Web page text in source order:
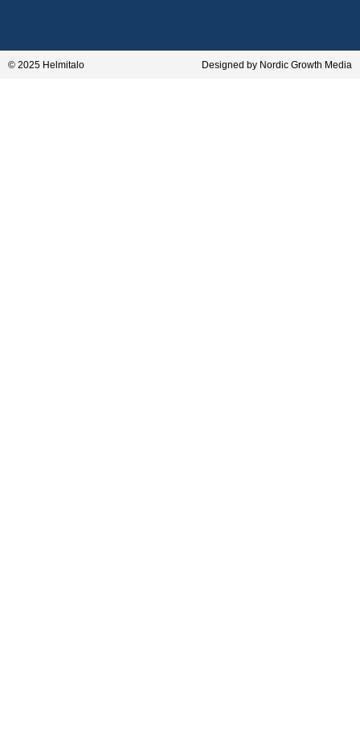
© 2025 Helmitalo Designed by Nordic Growth Media